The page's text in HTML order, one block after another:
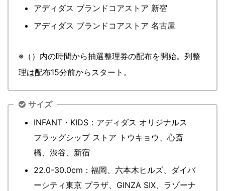
アディダス ブランドコアストア 新宿
アディダス ブランドコアストア 名古屋
※（）内の時間から抽選整理券の配布を開始。列整
理は配布15分前からスタート。
サイズ
INFANT・KIDS：アディダス オリジナルス
フラッグシップ ストア トウキョウ、心斎
橋、渋谷、新宿
22.0-30.0cm：福岡、六本木ヒルズ、ダイバ
ーシティ東京 プラザ、GINZA SIX、ラゾーナ